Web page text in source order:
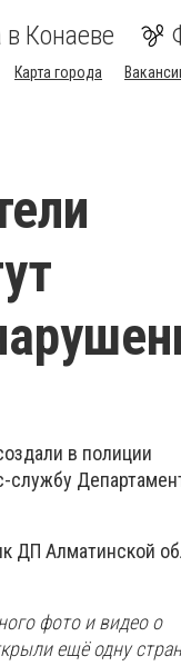
Конаеве
Карта города
в полиции
службу
ДП Алматинской
фото и видео о
ещё одну